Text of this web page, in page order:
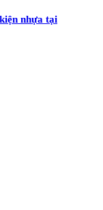
nhựa tại